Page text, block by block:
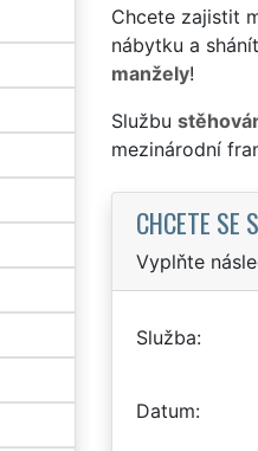
Chcete zajistit
nábytku a
manžely!
Službu
mezinárodní
CHCETE SE
Vyplňte
Služba
Datum